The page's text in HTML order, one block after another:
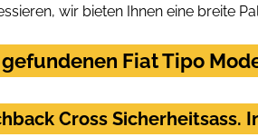
wir bieten Ihnen eine breite
Fiat Tipo
Cross Sicherheitsass.